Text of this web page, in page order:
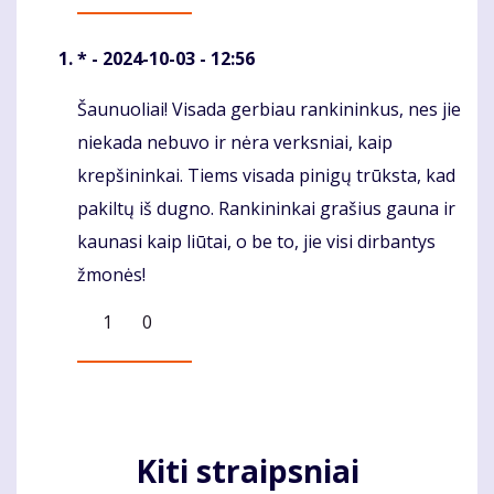
* - 2024-10-03 - 12:56
Komentaras
Šaunuoliai! Visada gerbiau rankininkus, nes jie
niekada nebuvo ir nėra verksniai, kaip
krepšininkai. Tiems visada pinigų trūksta, kad
pakiltų iš dugno. Rankininkai grašius gauna ir
kaunasi kaip liūtai, o be to, jie visi dirbantys
žmonės!
1
0
Kiti straipsniai